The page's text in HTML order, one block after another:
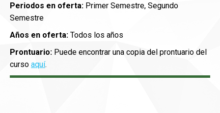
Periodos en oferta: Primer Semestre, Segundo
Semestre
Años en oferta: Todos los años
Prontuario: Puede encontrar una copia del prontuario del
curso aquí.